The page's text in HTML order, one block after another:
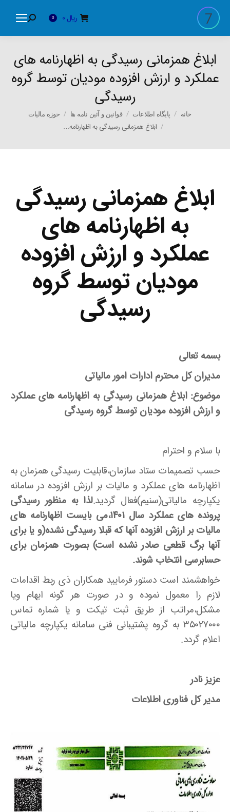
ریال 0
Search:
ابلاغ همزمانی رسیدگی به اظهارنامه های
عملکرد و ارزش افزوده مودیان توسط گروه
رسیدگی
You are here:
خانه پایگاه اطلاعات قوانین و آئین نامه ها حوزه مالیات
ابلاغ همزمانی رسیدگی به اظهارنامه…
ابلاغ همزمانی رسیدگی
به اظهارنامه های
عملکرد و ارزش افزوده
مودیان توسط گروه
رسیدگی
بسمه تعالی
مدیران کل محترم ادارات امور مالیاتی
موضوع: ابلاغ همزمانی رسیدگی به اظهارنامه های عملکرد
و ارزش افزوده مودیان توسط گروه رسیدگی
با سلام و احترام
حسب تصمیمات ستاد سازمان،قابلیت رسیدگی همزمان به
اظهارنامه های عملکرد و مالیات بر ارزش افزوده در سامانه
یکپارچه مالیاتی(سنیم)فعال گردید.لذا به منظور رسیدگی
پرونده های عملکرد سال ۱۴۰۱،می بایست اظهارنامه های
مالیات بر ارزش افزوده آنها که قبلا رسیدگی نشده(و یا برای
آنها برگ قطعی صادر نشده است) بصورت همزمان برای
حسابرسی انتخاب شوند.
خواهشمند است دستور فرمایید همکاران ذی ربط اقدامات
لازم را معمول نموده و در صورت هر گونه ابهام ویا
مشکل،مراتب از طریق ثبت تیکت و یا شماره تماس
۳۵۰۲۷۰۰۰ به گروه پشتیبانی فنی سامانه یکپارچه مالیاتی
اعلام گردد.
عزیز نادر
مدیر کل فناوری اطلاعات